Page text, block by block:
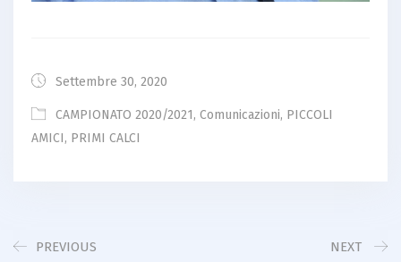
Settembre 30, 2020
CAMPIONATO 2020/2021, Comunicazioni, PICCOLI
AMICI, PRIMI CALCI
PREVIOUS NEXT